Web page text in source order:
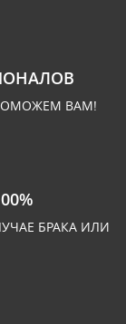
ВАМ!
БРАКА ИЛИ